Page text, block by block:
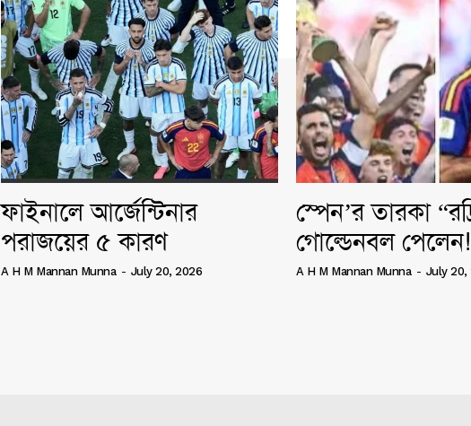
ফাইনালে আর্জেন্টিনার
পরাজয়ের ৫ কারণ
A H M Mannan Munna - July 20, 2026
স্পেন’র তারকা
গোল্ডেনবল পেলেন!
A H M Mannan Munna - July 20,